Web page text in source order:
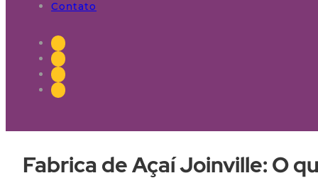
Contato
Fabrica de Açaí Joinville: O